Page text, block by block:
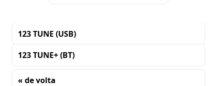
123 TUNE (USB)
123 TUNE+ (BT)
« de volta